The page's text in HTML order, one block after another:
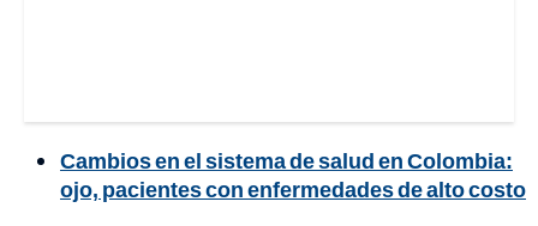
Cambios en el sistema de salud en Colombia:
ojo, pacientes con enfermedades de alto costo